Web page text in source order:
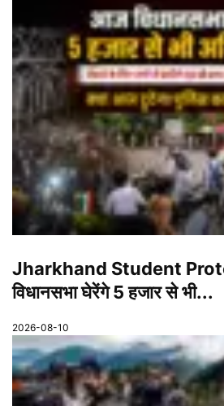
Jharkhand Student
विधानसभा घेरेंगे 5 हजार से भी...
2026-08-10